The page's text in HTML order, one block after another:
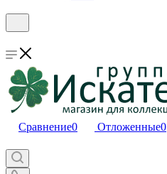
Сравнение0 Отложенные0